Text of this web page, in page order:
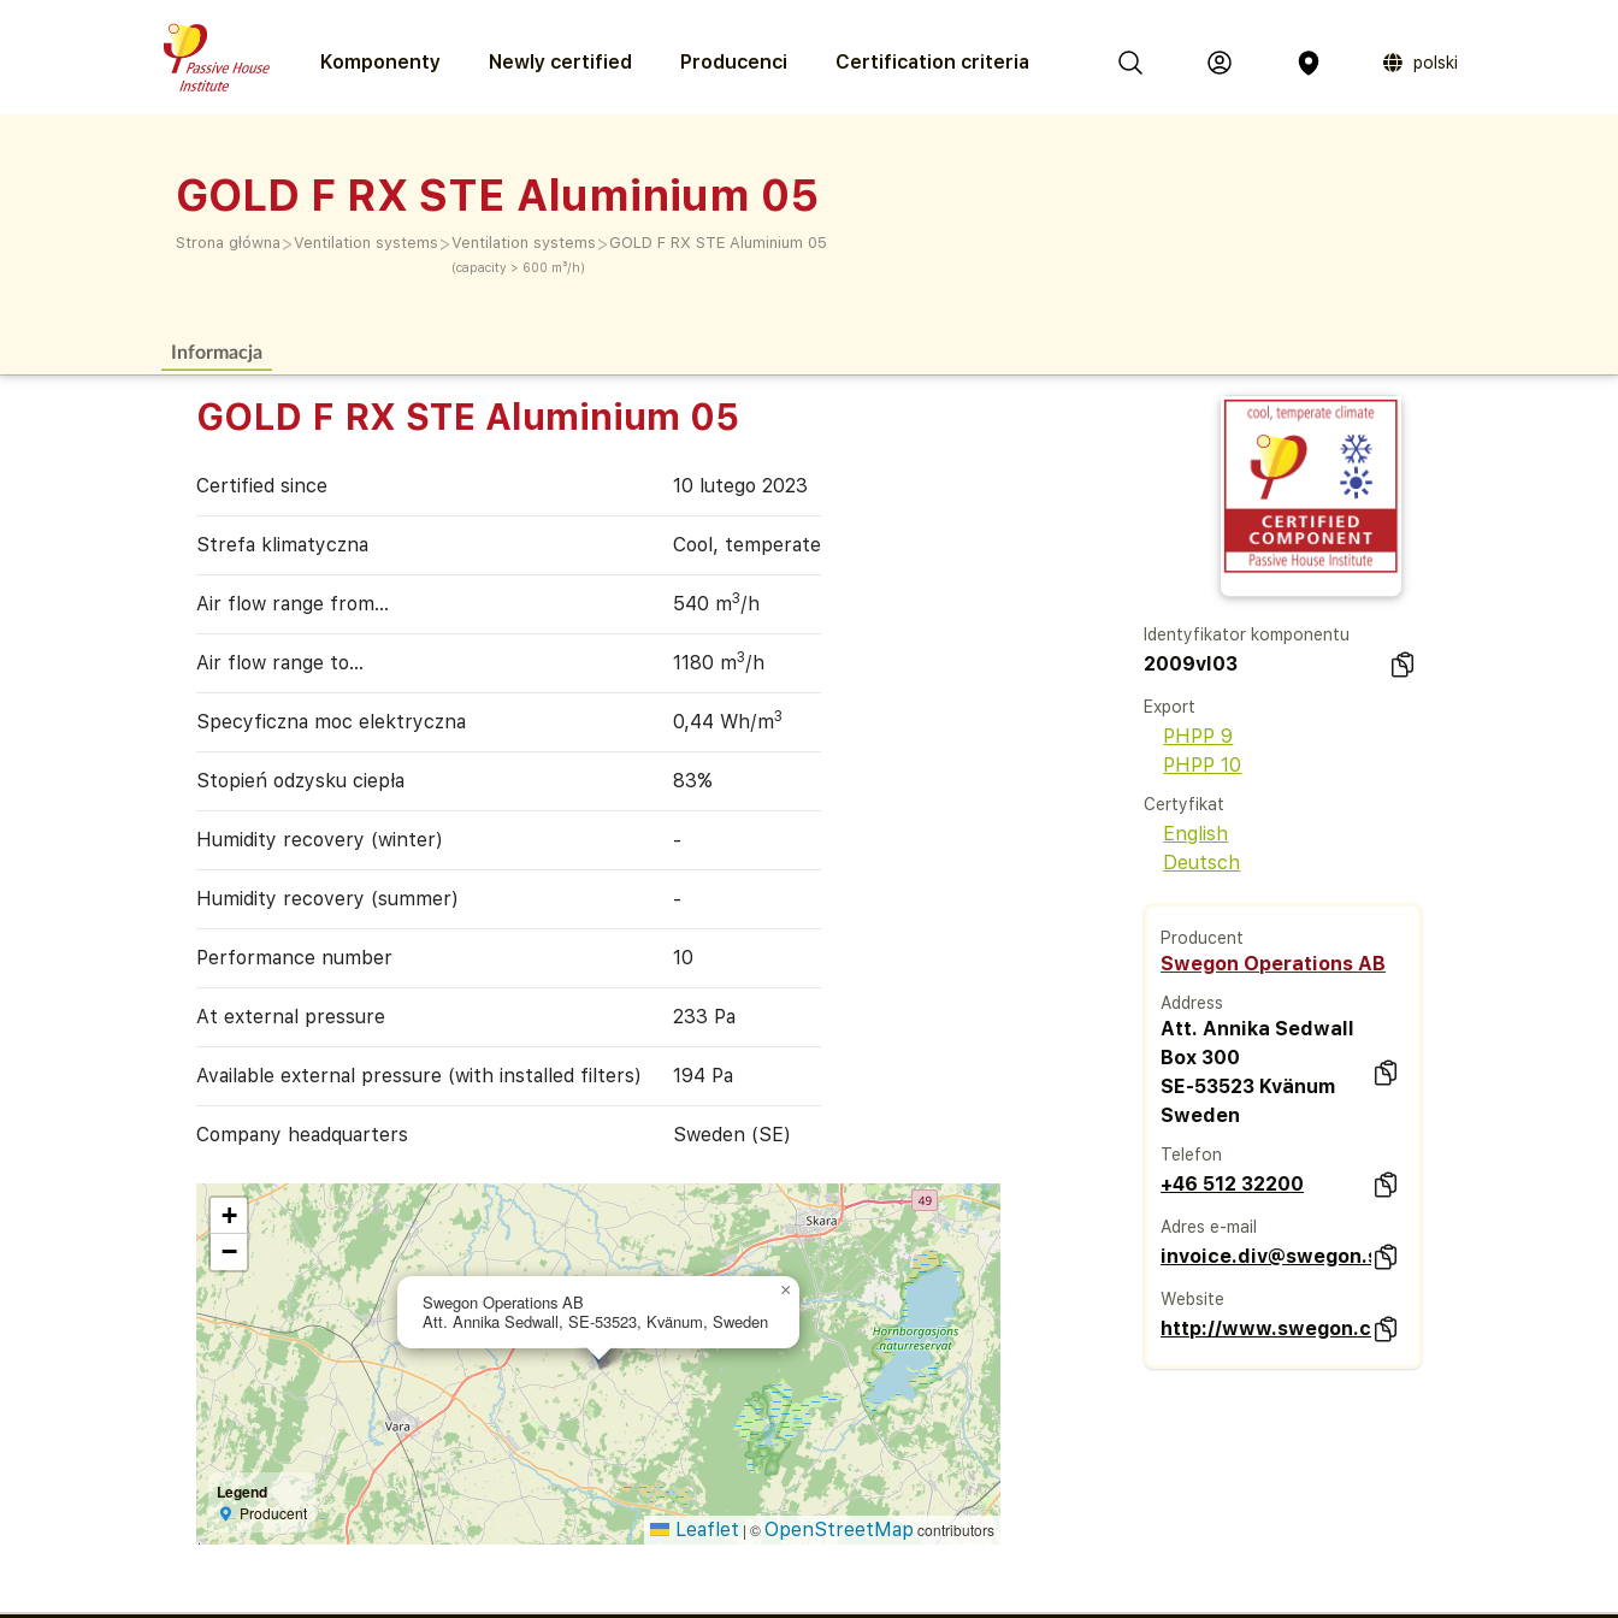
Komponenty Newly certified Producenci Certification criteria polski
GOLD F RX STE Aluminium 05
Strona główna >Ventilation systems >Ventilation systems
(capacity > 600 m³/h)
> GOLD F RX STE Aluminium 05
Informacja
GOLD F RX STE Aluminium 05
Certified since 10 lutego 2023
Strefa klimatyczna Cool, temperate
Air flow range from… 540 m3/h
Air flow range to… 1180 m3/h
Specyficzna moc elektryczna 0,44 Wh/m3
Stopień odzysku ciepła 83%
Humidity recovery (winter) -
Humidity recovery (summer) -
Performance number 10
At external pressure 233 Pa
Available external pressure (with installed filters) 194 Pa
Company headquarters Sweden (SE)
Swegon Operations AB
Att. Annika Sedwall, SE-53523, Kvänum, Sweden
×
+
−
Legend
Producent
Leaflet | ©OpenStreetMap contributors
Identyfikator komponentu
2009vl03
Export
PHPP 9
PHPP 10
Certyfikat
English
Deutsch
Producent
Swegon Operations AB
Address
Att. Annika Sedwall
Box 300
SE-53523 Kvänum
Sweden
Telefon
+46 512 32200
Adres e-mail
invoice.div@swegon.se
Website
http://www.swegon.com